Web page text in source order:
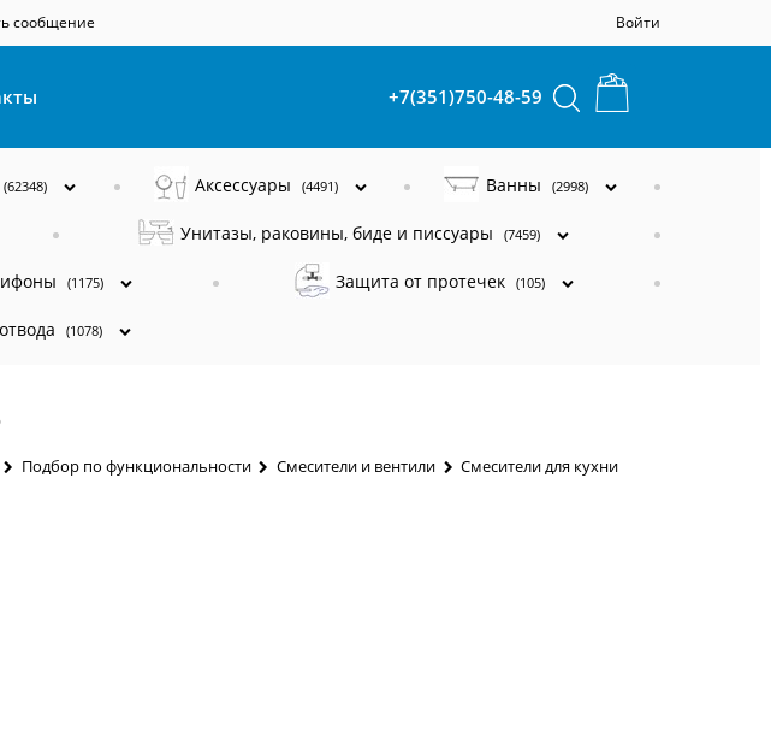
сообщение Войти
+7(351)750-48-59
(62348) Аксессуары (4491) Ванны (2998)
Унитазы, раковины, биде и писсуары (7459)
(1175) Защита от протечек (105)
(1078)
Подбор по функциональности Смесители и вентили Смесители для кухни